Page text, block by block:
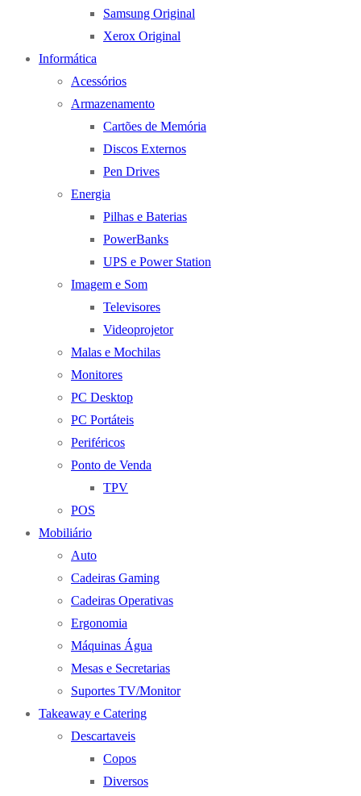
Samsung Original
Xerox Original
Informática
Acessórios
Armazenamento
Cartões de Memória
Discos Externos
Pen Drives
Energia
Pilhas e Baterias
PowerBanks
UPS e Power Station
Imagem e Som
Televisores
Videoprojetor
Malas e Mochilas
Monitores
PC Desktop
PC Portáteis
Periféricos
Ponto de Venda
TPV
POS
Mobiliário
Auto
Cadeiras Gaming
Cadeiras Operativas
Ergonomia
Máquinas Água
Mesas e Secretarias
Suportes TV/Monitor
Takeaway e Catering
Descartaveis
Copos
Diversos